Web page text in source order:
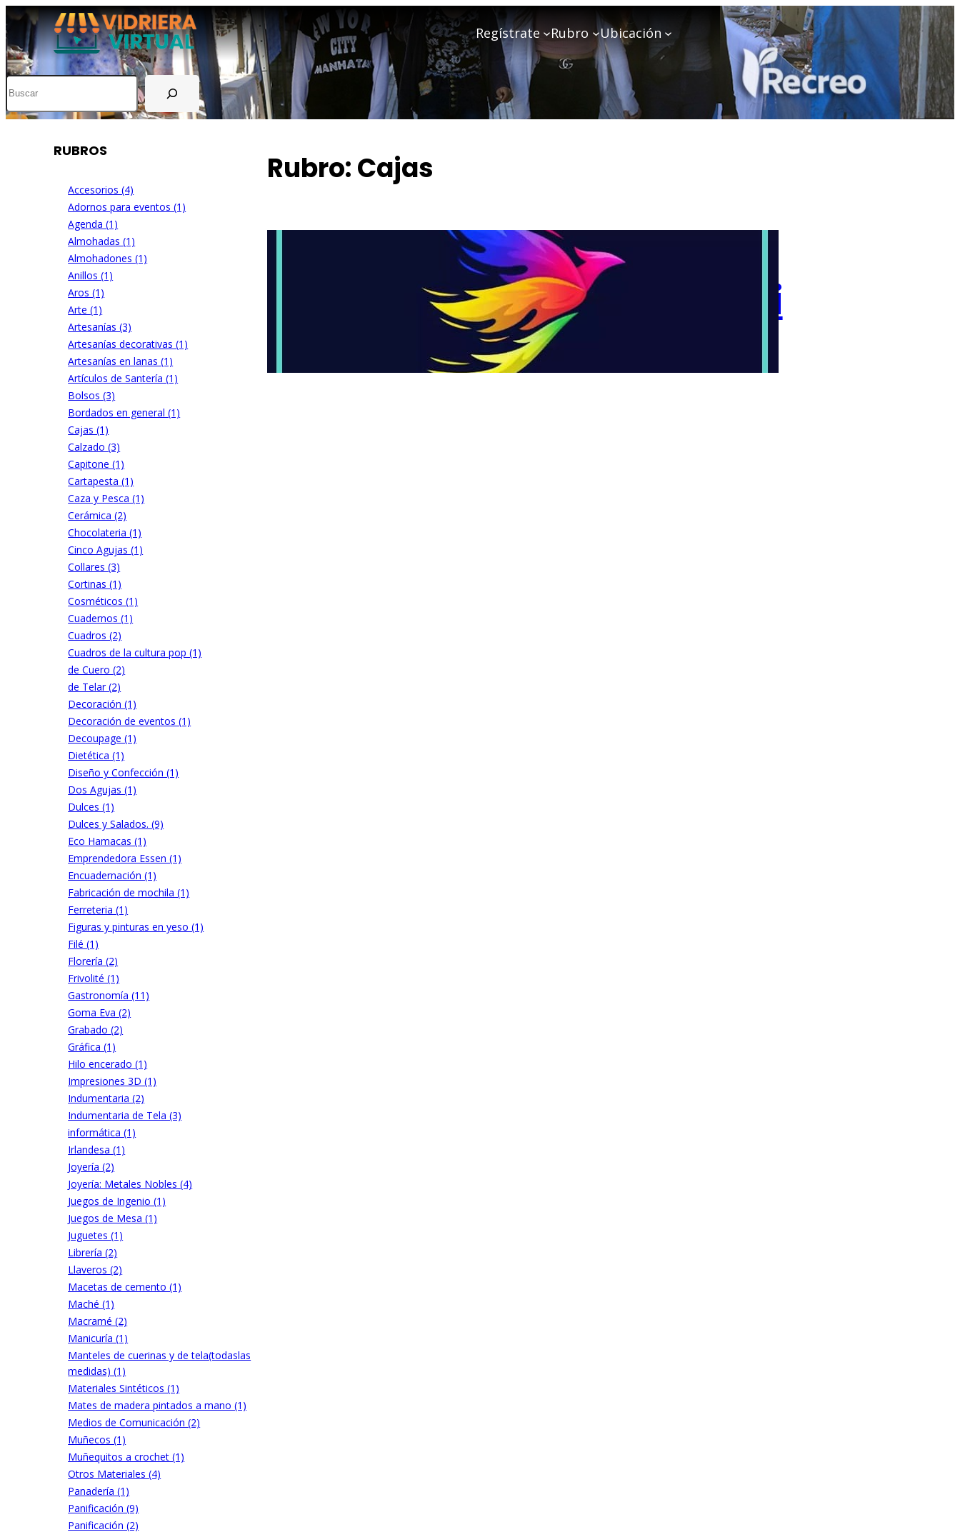
Regístrate Rubro Ubicación
RUBROS
Accesorios (4)
Adornos para eventos (1)
Agenda (1)
Almohadas (1)
Almohadones (1)
Anillos (1)
Aros (1)
Arte (1)
Artesanías (3)
Artesanías decorativas (1)
Artesanías en lanas (1)
Artículos de Santería (1)
Bolsos (3)
Bordados en general (1)
Cajas (1)
Calzado (3)
Capitone (1)
Cartapesta (1)
Caza y Pesca (1)
Cerámica (2)
Chocolateria (1)
Cinco Agujas (1)
Collares (3)
Cortinas (1)
Cosméticos (1)
Cuadernos (1)
Cuadros (2)
Cuadros de la cultura pop (1)
de Cuero (2)
de Telar (2)
Decoración (1)
Decoración de eventos (1)
Decoupage (1)
Dietética (1)
Diseño y Confección (1)
Dos Agujas (1)
Dulces (1)
Dulces y Salados. (9)
Eco Hamacas (1)
Emprendedora Essen (1)
Encuadernación (1)
Fabricación de mochila (1)
Ferreteria (1)
Figuras y pinturas en yeso (1)
Filé (1)
Florería (2)
Frivolité (1)
Gastronomía (11)
Goma Eva (2)
Grabado (2)
Gráfica (1)
Hilo encerado (1)
Impresiones 3D (1)
Indumentaria (2)
Indumentaria de Tela (3)
informática (1)
Irlandesa (1)
Joyería (2)
Joyería: Metales Nobles (4)
Juegos de Ingenio (1)
Juegos de Mesa (1)
Juguetes (1)
Librería (2)
Llaveros (2)
Macetas de cemento (1)
Maché (1)
Macramé (2)
Manicuría (1)
Manteles de cuerinas y de tela(todaslas
medidas) (1)
Materiales Sintéticos (1)
Mates de madera pintados a mano (1)
Medios de Comunicación (2)
Muñecos (1)
Muñequitos a crochet (1)
Otros Materiales (4)
Panadería (1)
Panificación (9)
Panificación (2)
Rubro:Cajas
Artesanías de Yami